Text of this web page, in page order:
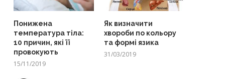
Понижена
температура тіла:
10 причин, які її
провокують
15/11/2019
Як визначити
хвороби по кольору
та формі язика
31/03/2019